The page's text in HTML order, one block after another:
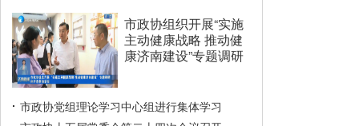
市政协组织开展“实施
主动健康战略 推动健
康济南建设”专题调研
市政协党组理论学习中心组进行集体学习